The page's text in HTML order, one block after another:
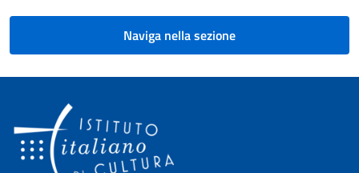
Naviga nella sezione